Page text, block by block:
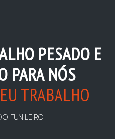
PESADO E
PARA NÓS
TRABALHO
FUNILEIRO